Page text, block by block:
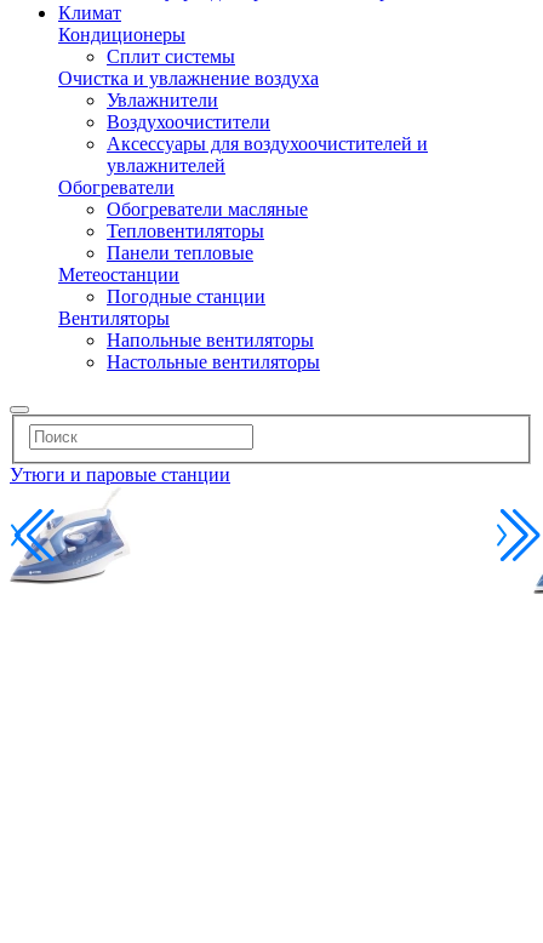
Климат
Кондиционеры
Сплит системы
Очистка и увлажнение воздуха
Увлажнители
Воздухоочистители
Аксессуары для воздухоочистителей и
увлажнителей
Обогреватели
Обогреватели масляные
Тепловентиляторы
Панели тепловые
Метеостанции
Погодные станции
Вентиляторы
Напольные вентиляторы
Настольные вентиляторы
Утюги и паровые станции